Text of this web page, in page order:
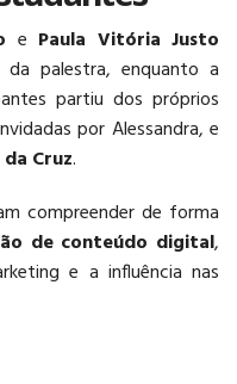
e Paula Vitória Justo
da palestra, enquanto a
partiu dos próprios
por Alessandra, e
Cruz.
compreender de forma
de conteúdo digital,
e a influência nas